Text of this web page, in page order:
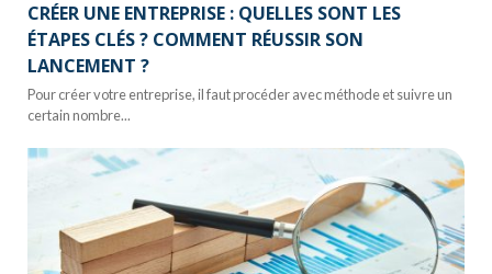
CRÉER UNE ENTREPRISE : QUELLES SONT LES
ÉTAPES CLÉS ? COMMENT RÉUSSIR SON
LANCEMENT ?
Pour créer votre entreprise, il faut procéder avec méthode et suivre un
certain nombre...